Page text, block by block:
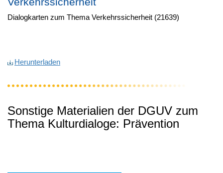
Dialogkarten zum Thema Verkehrssicherheit (21639)
Herunterladen
Sonstige Materialien der DGUV zum
Thema Kulturdialoge: Prävention